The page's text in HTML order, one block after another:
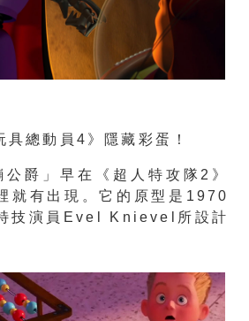
具總動員4》隱藏彩蛋！
爵」早在《超人特攻隊2》
就有出現。它的原型是1970
技演員Evel Knievel所設計